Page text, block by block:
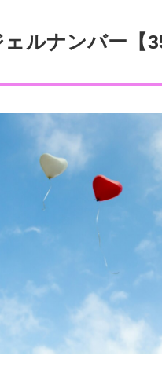
ルナンバー【